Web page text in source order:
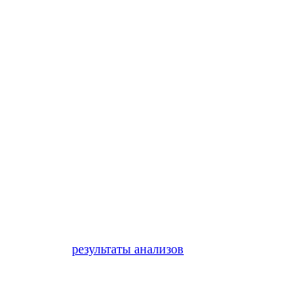
результаты анализов